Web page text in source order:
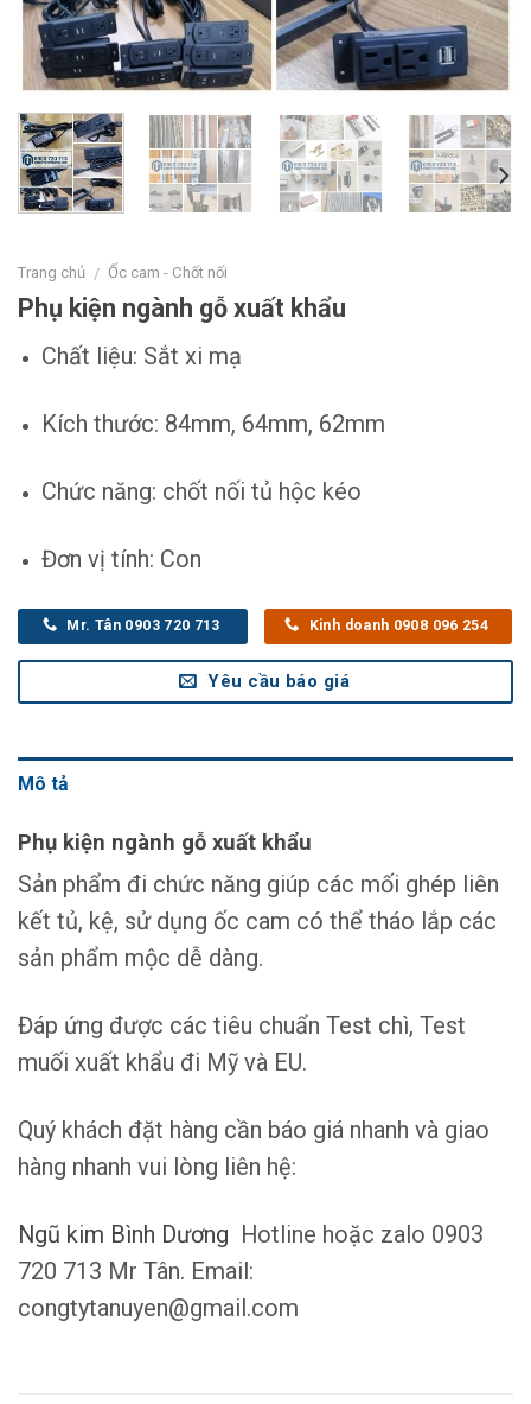
Trang chủ / Ốc cam - Chốt nối
Phụ kiện ngành gỗ xuất khẩu
Chất liệu: Sắt xi mạ
Kích thước: 84mm, 64mm, 62mm
Chức năng: chốt nối tủ hộc kéo
Đơn vị tính: Con
Mr. Tân 0903 720 713 Kinh doanh 0908 096 254
Yêu cầu báo giá
Mô tả
Phụ kiện ngành gỗ xuất khẩu
Sản phẩm đi chức năng giúp các mối ghép liên
kết tủ, kệ, sử dụng ốc cam có thể tháo lắp các
sản phẩm mộc dễ dàng.
Đáp ứng được các tiêu chuẩn Test chì, Test
muối xuất khẩu đi Mỹ và EU.
Quý khách đặt hàng cần báo giá nhanh và giao
hàng nhanh vui lòng liên hệ:
Ngũ kim Bình Dương Hotline hoặc zalo 0903
720 713 Mr Tân. Email:
congtytanuyen@gmail.com